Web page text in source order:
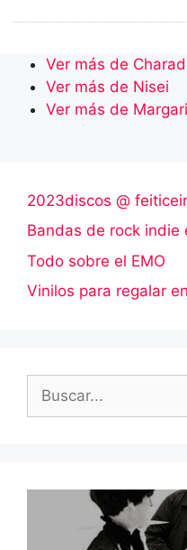
Ver más de
Ver más de Nisei
Ver más de
2023discos @
Bandas de rock indie
Todo sobre el EMO
Vinilos para regalar
Buscar: